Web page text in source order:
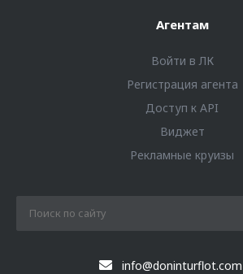
Агентам
Войти в ЛК
Регистрация агента
Доступ к API
Виджет
Рекламные круизы
info@doninturflot.com